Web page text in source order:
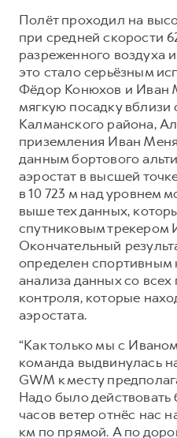
Полёт проходил на
при средней скорости
разреженного воздуха
это стало серьёзным
Фёдор Конюхов и Иван
мягкую посадку вблизи
Калманского района,
приземления Иван
данным бортового
аэростат в высшей
в 10 723 м над уровнем
выше тех данных,
спутниковым трекером
Окончательный
определен спортивным
анализа данных со
контроля, которые
аэростата.
“Как только мы c
команда выдвинулась
GWM к месту
Надо было действовать
часов ветер отнёс нас
км по прямой. А по